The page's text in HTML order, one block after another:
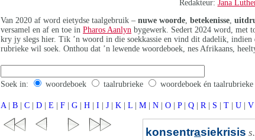
Redakteur: Jana
Van 2020 af word eietydse taalgebruik – nuwe woorde betekenisse
versamel en af en toe in Pharos Aanlyn bygewerk. Sedert 2024 word, met
kry jy slegs hier. Tik ’n woord in die soekkassie en vind dit dadelik,
rubrieke wil soek. Onthou dat ’n lewende woordeboek, nes Afrikaans,
Soek in: woordeboek taalrubrieke woordeboek én taalrubrieke
A | B | C | D | E | F | G | H | I | J | K | L | M | N | O | P | Q | R | S | T | U | V
konsentrasiekrisis